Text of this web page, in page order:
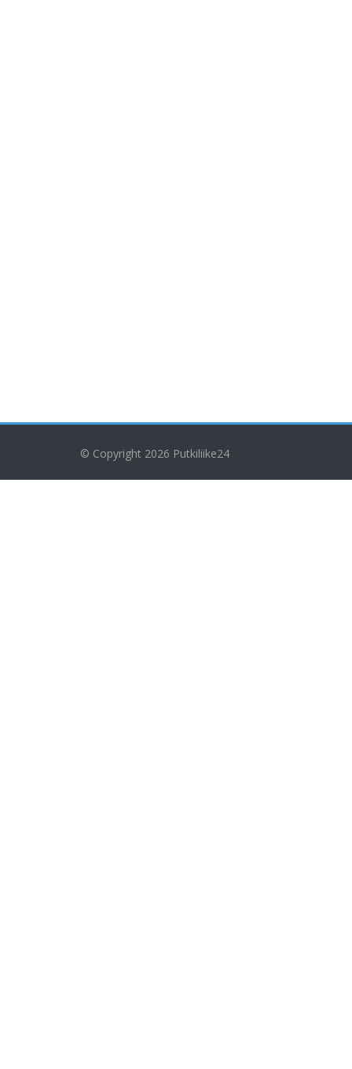
© Copyright 2026 Putkiliike24